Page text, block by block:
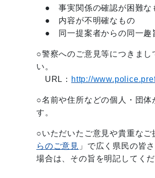
● 事実関係の確認が困難な
● 内容が不明確なもの
● 同一提案者からの同一趣
○警察へのご意見等につきまし
い。
URL： http://
○名前や住所などの個人・団体
す。
○いただいたご意見や貴重なご
らのご意見 」で広く県民の皆
場合は、その旨を明記してくだ